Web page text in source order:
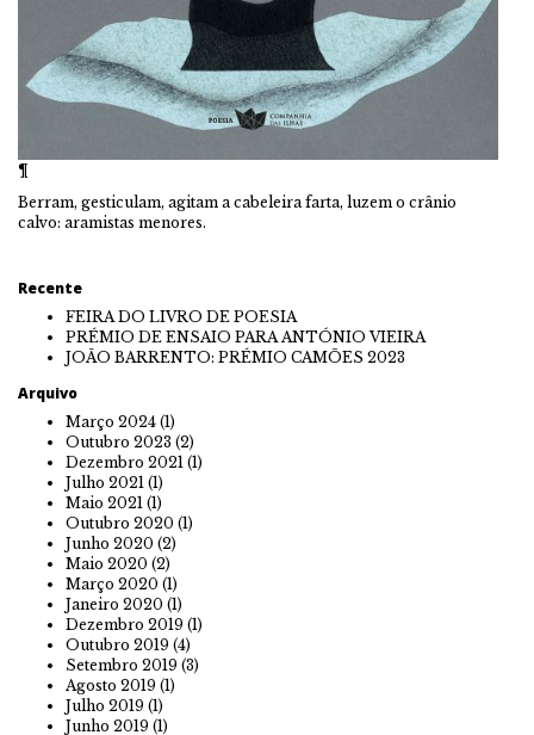
¶
Berram, gesticulam, agitam a cabeleira farta, luzem o crânio
calvo: aramistas menores.
Recente
FEIRA DO LIVRO DE POESIA
PRÉMIO DE ENSAIO PARA ANTÓNIO VIEIRA
JOÃO BARRENTO: PRÉMIO CAMÕES 2023
Arquivo
Março 2024 (1)
Outubro 2023 (2)
Dezembro 2021 (1)
Julho 2021 (1)
Maio 2021 (1)
Outubro 2020 (1)
Junho 2020 (2)
Maio 2020 (2)
Março 2020 (1)
Janeiro 2020 (1)
Dezembro 2019 (1)
Outubro 2019 (4)
Setembro 2019 (3)
Agosto 2019 (1)
Julho 2019 (1)
Junho 2019 (1)